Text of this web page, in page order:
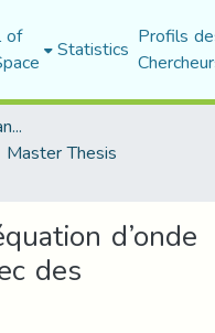
Statistics Profils
Faculty of Mathematics and Computer Science
Master Thesis
d’onde
des